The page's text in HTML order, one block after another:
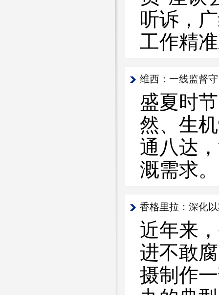
听诉，
工作精
维西：一线监督
盛夏时
然、生
通八达
溉需求。
香格里拉：深化
近年来
进不敢
摄制作